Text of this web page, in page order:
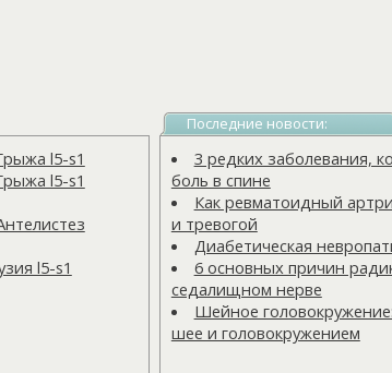
l5-s1
l5-s1
l5-s1
Последние новости:
3 редких заболевания,
боль в спине
Как ревматоидный
и тревогой
Диабетическая
6 основных причин
седалищном нерве
Шейное
шее и головокружением